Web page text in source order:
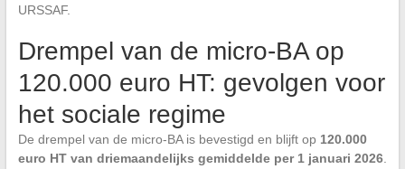
URSSAF.
Drempel van de micro-BA op
120.000 euro HT: gevolgen voor
het sociale regime
De drempel van de micro-BA is bevestigd en blijft op 120.000
euro HT van driemaandelijks gemiddelde per 1 januari 2026.